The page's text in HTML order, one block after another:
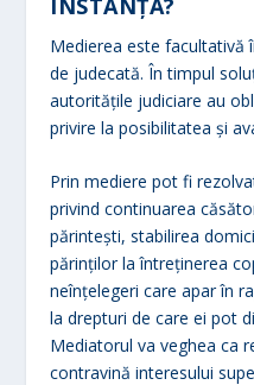
INSTANŢĂ?
Medierea este facultativă
de judecată. În timpul
autoritățile judiciare au
privire la posibilitatea și
Prin mediere pot fi
privind continuarea
părinteşti, stabilirea
părinţilor la întreţinerea
neînţelegeri care apar în
la drepturi de care ei pot
Mediatorul va veghea ca
contravină interesului